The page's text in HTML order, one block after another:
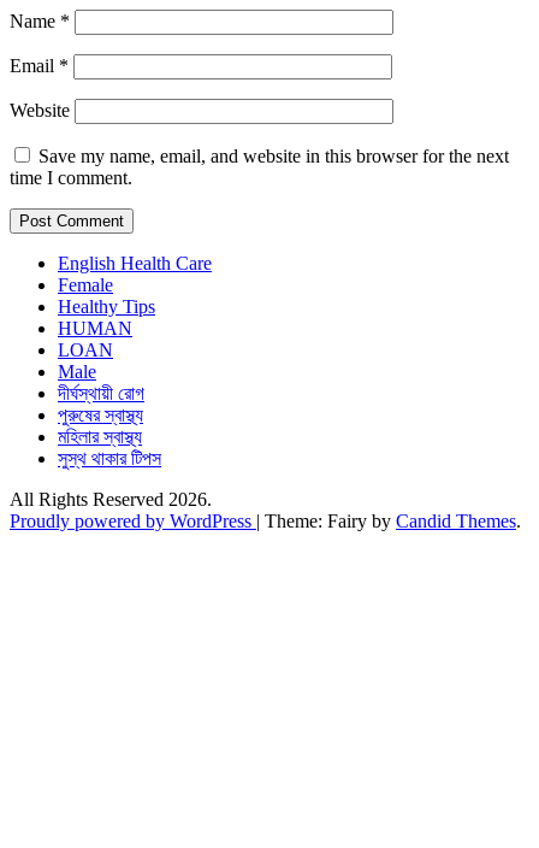
Name *
Email *
Website
Save my name, email, and website in this browser for the next
time I comment.
English Health Care
Female
Healthy Tips
HUMAN
LOAN
Male
দীর্ঘস্থায়ী রোগ
পুরুষের স্বাস্থ্য
মহিলার স্বাস্থ্য
সুস্থ থাকার টিপস
All Rights Reserved 2026.
Proudly powered by WordPress | Theme: Fairy by Candid Themes.